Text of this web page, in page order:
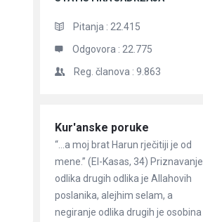
Pitanja : 22.415
Odgovora : 22.775
Reg. članova : 9.863
Članci
Kur'anske poruke
“…a moj brat Harun rječitiji je od
mene.” (El-Kasas, 34) Priznavanje
odlika drugih odlika je Allahovih
poslanika, alejhim selam, a
negiranje odlika drugih je osobina